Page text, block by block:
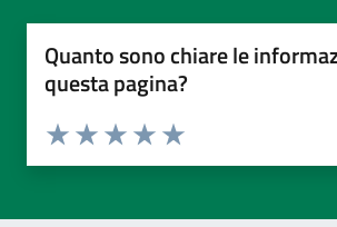
Quanto sono chiare le
questa pagina?
Valuta da 1 a 5 stelle la pagina
Valuta 5 stelle su 5
Valuta 4 stelle su 5
Valuta 3 stelle su 5
Valuta 2 stelle su 5
Valuta 1 stelle su 5